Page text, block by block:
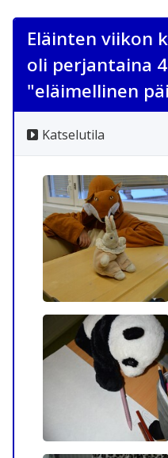
Eläinten viikon
oli perjantaina
"eläimellinen
Katselutila